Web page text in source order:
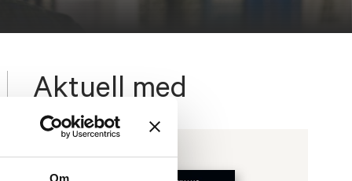
Aktuell med